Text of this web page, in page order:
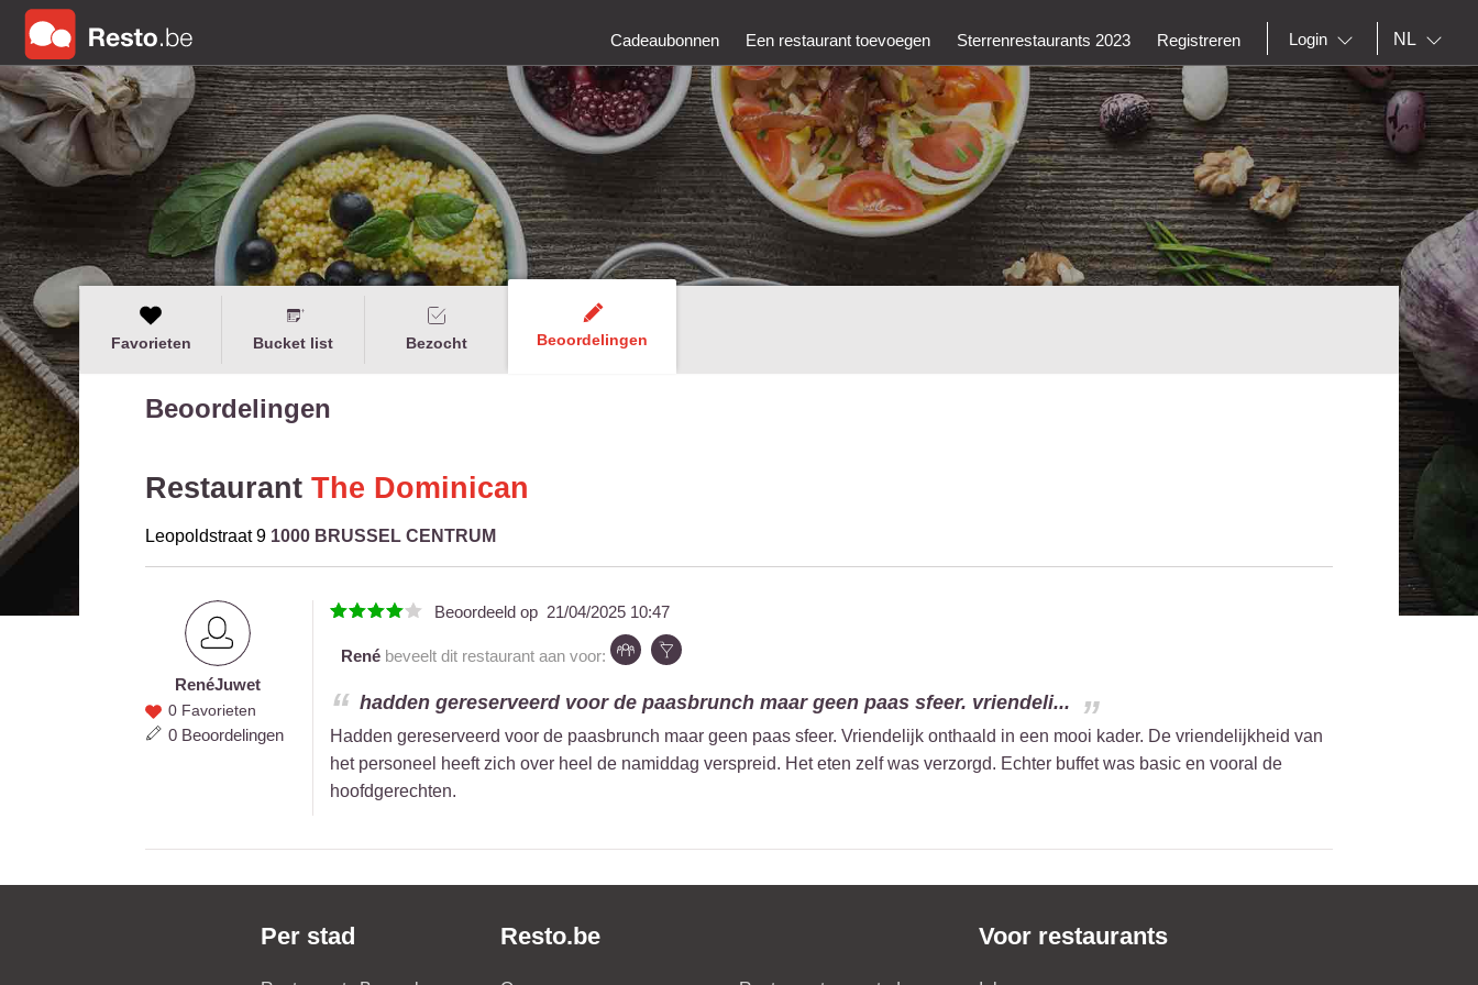
Cadeaubonnen Een restaurant toevoegen Sterrenrestaurants 2023 Registreren Login NL
Favorieten Bucket list Bezocht Beoordelingen
Beoordelingen
Restaurant The Dominican
Leopoldstraat 9 1000 BRUSSEL CENTRUM
René
Juwet
RenéJuwet
0 Favorieten
0 Beoordelingen
Beoordeeld op 21/04/2025 10:47
René beveelt dit restaurant aan voor:
hadden gereserveerd voor de paasbrunch maar geen paas sfeer. vriendeli...
Hadden gereserveerd voor de paasbrunch maar geen paas sfeer. Vriendelijk onthaald in een mooi kader. De vriendelijkheid van
het personeel heeft zich over heel de namiddag verspreid. Het eten zelf was verzorgd. Echter buffet was basic en vooral de
hoofdgerechten.
Per stad Resto.be Voor restaurants